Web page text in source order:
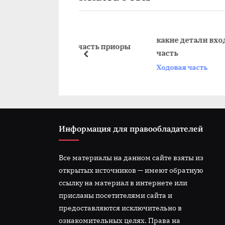
i
s
:
какие детали входят в
часть
prev
Информация для правообладателей
Все материалы на данном сайте взяты из
открытых источников — имеют обратную
ссылку на материал в интернете или
присланы посетителями сайта и
предоставляются исключительно в
ознакомительных целях. Права на